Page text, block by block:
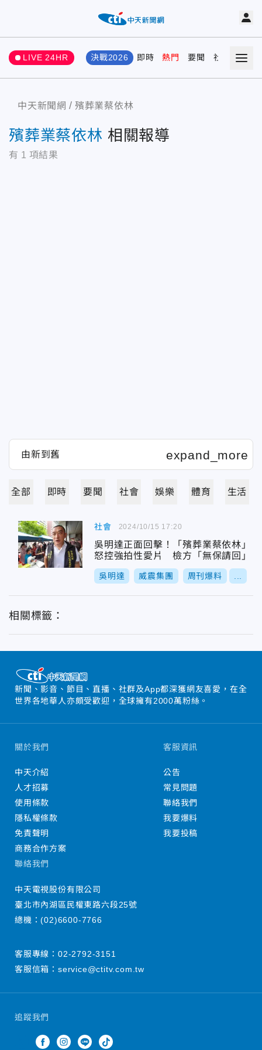
LIVE 24HR 決戰2026 即時 熱門 要聞 社會 娛樂
中天新聞網 殯葬業蔡依林
殯葬業蔡依林 相關報導
有 1 項結果
全部 即時 要聞 社會 娛樂 體育 生活
社會
吳明達正面回擊！「殯葬業蔡依林」
怒控強拍性愛片 檢方「無保請回」
吳明達 威震集團 周刊爆料
2024/10/15 17:20
相關標籤：
新聞、影音、節目、直播、社群及App都深獲網友喜愛，在全
世界各地華人亦頗受歡迎，全球擁有2000萬粉絲。
追蹤我們
關於我們
中天介紹
人才招募
使用條款
隱私權條款
免責聲明
商務合作方案
客服資訊
公告
常見問題
聯絡我們
我要爆料
我要投稿
聯絡我們
中天電視股份有限公司
臺北市內湖區民權東路六段25號
總機：(02)6600-7766
客服專線： 02-2792-3151
客服信箱： service@ctitv.com.tw